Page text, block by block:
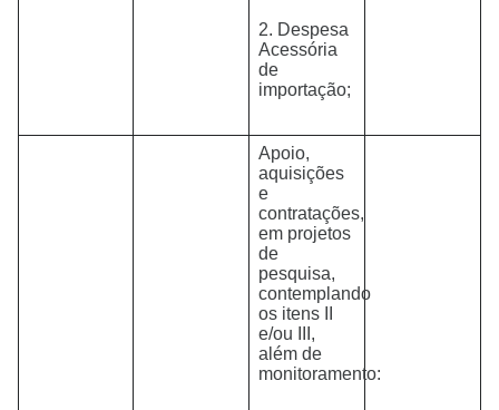
2. Despesa
Acessória
de
importação;
Apoio,
aquisições
e
contratações,
em projetos
de
pesquisa,
contemplando
os itens II
e/ou III,
além de
monitoramento: